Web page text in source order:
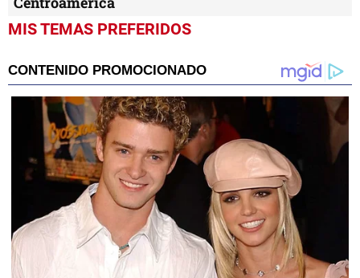
MIS TEMAS PREFERIDOS